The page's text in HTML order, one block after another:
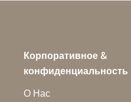
Корпоративное &
конфиденциальность
О Нас